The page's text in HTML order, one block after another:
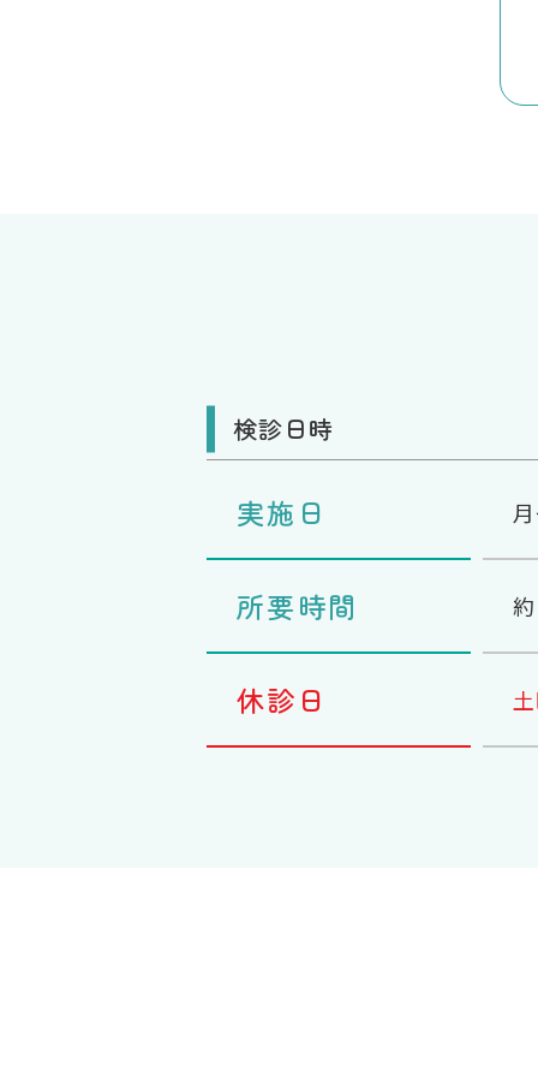
検診日時
実施日
所要時間
休診日